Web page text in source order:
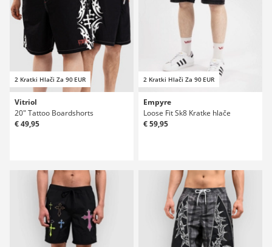
2 Kratki Hlači Za 90 EUR
Vitriol
20" Tattoo Boardshorts
€ 49,95
2 Kratki Hlači Za 90 EUR
Empyre
Loose Fit Sk8 Kratke hlače
€ 59,95